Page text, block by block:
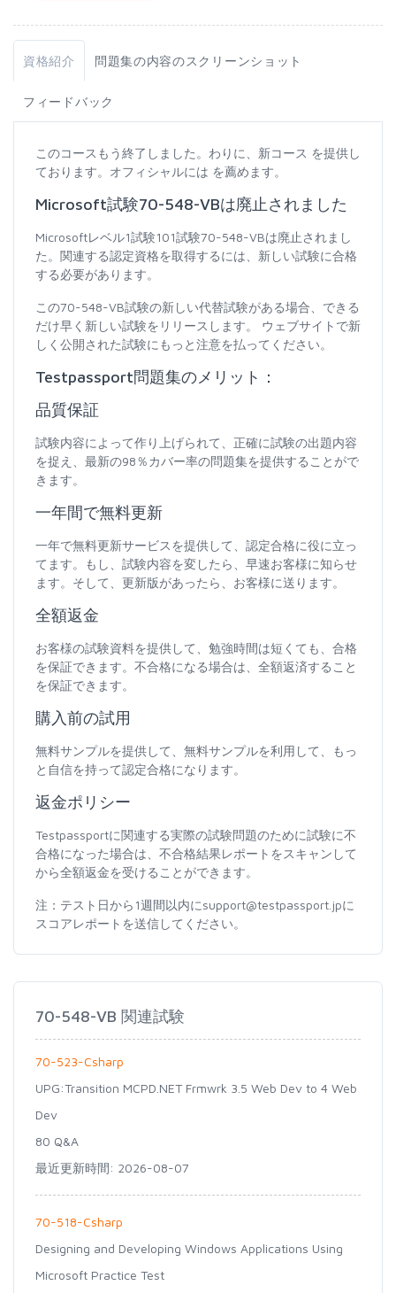
資格紹介 問題集の内容のスクリーンショット
フィードバック
このコースもう終了しました。わりに、新コース を提供し
ております。オフィシャルには を薦めます。
Microsoft試験70-548-VBは廃止されました
Microsoftレベル1試験101試験70-548-VBは廃止されまし
た。関連する認定資格を取得するには、新しい試験に合格
する必要があります。
この70-548-VB試験の新しい代替試験がある場合、できる
だけ早く新しい試験をリリースします。 ウェブサイトで新
しく公開された試験にもっと注意を払ってください。
Testpassport問題集のメリット：
品質保証
試験内容によって作り上げられて、正確に試験の出題内容
を捉え、最新の98％カバー率の問題集を提供することがで
きます。
一年間で無料更新
一年で無料更新サービスを提供して、認定合格に役に立っ
てます。もし、試験内容を変したら、早速お客様に知らせ
ます。そして、更新版があったら、お客様に送ります。
全額返金
お客様の試験資料を提供して、勉強時間は短くても、合格
を保証できます。不合格になる場合は、全額返済すること
を保証できます。
購入前の試用
無料サンプルを提供して、無料サンプルを利用して、もっ
と自信を持って認定合格になります。
返金ポリシー
Testpassportに関連する実際の試験問題のために試験に不
合格になった場合は、不合格結果レポートをスキャンして
から全額返金を受けることができます。
注：テスト日から1週間以内にsupport@testpassport.jpに
スコアレポートを送信してください。
70-548-VB 関連試験
70-523-Csharp
UPG:Transition MCPD.NET Frmwrk 3.5 Web Dev to 4 Web
Dev
80 Q&A
最近更新時間: 2026-08-07
70-518-Csharp
Designing and Developing Windows Applications Using
Microsoft Practice Test